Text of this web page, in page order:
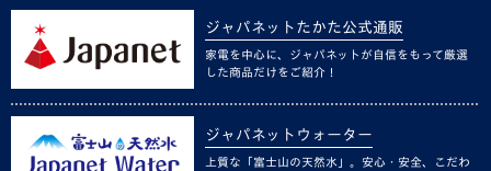
ジャパネットたかた公式通販
家電を中心に、ジャパネットが自信をもって厳選
した商品だけをご紹介！
ジャパネットウォーター
上質な「富士山の天然水」。安心・安全、こだわ